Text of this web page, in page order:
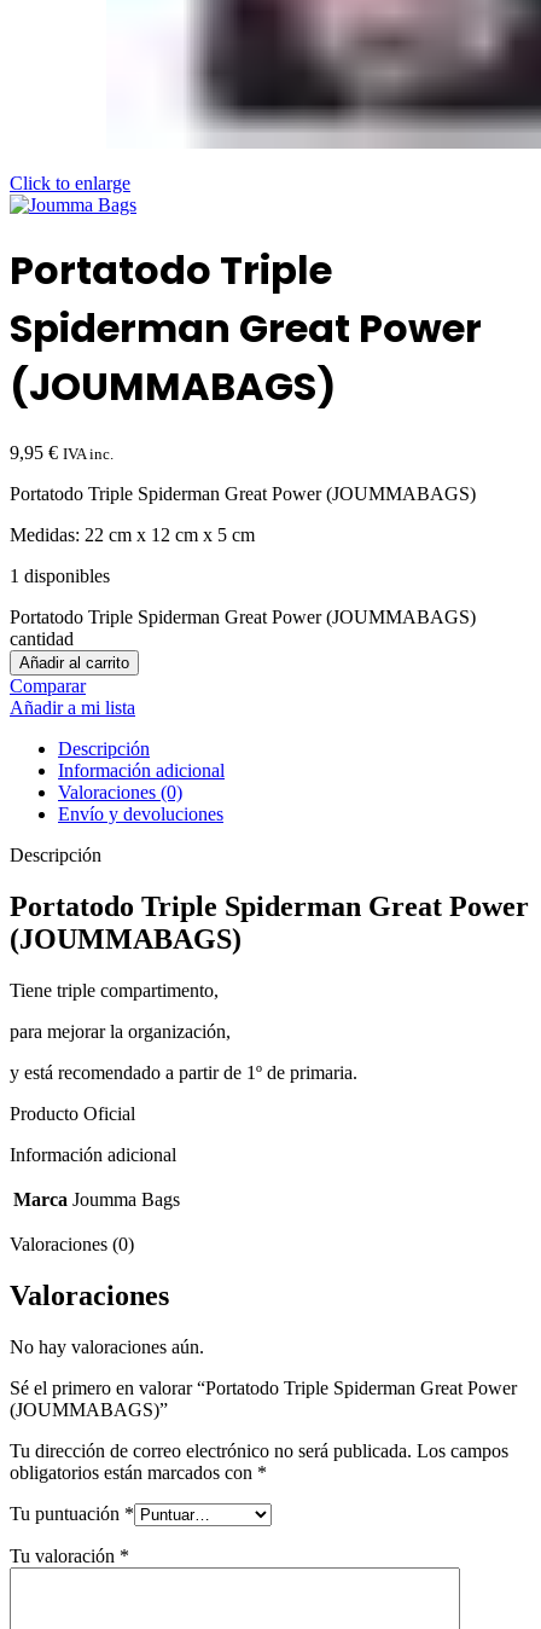
Click to enlarge
Portatodo Triple
Spiderman Great Power
(JOUMMABAGS)
9,95 € IVA inc.
Portatodo Triple Spiderman Great Power (JOUMMABAGS)
Medidas: 22 cm x 12 cm x 5 cm
1 disponibles
Portatodo Triple Spiderman Great Power (JOUMMABAGS)
cantidad
Añadir al carrito
Comparar
Añadir a mi lista
Descripción
Información adicional
Valoraciones (0)
Envío y devoluciones
Descripción
Portatodo Triple Spiderman Great Power
(JOUMMABAGS)
Tiene triple compartimento,
para mejorar la organización,
y está recomendado a partir de 1º de primaria.
Producto Oficial
Información adicional
Marca Joumma Bags
Valoraciones (0)
Valoraciones
No hay valoraciones aún.
Sé el primero en valorar “Portatodo Triple Spiderman Great Power
(JOUMMABAGS)”
Tu dirección de correo electrónico no será publicada. Los campos
obligatorios están marcados con *
Tu puntuación *
Tu valoración *